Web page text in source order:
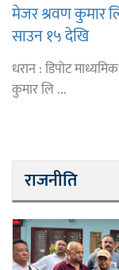
मेजर श्रवण कुमार
साउन १५ देखि
धरान : डिपोट
कुमार लि ...
राजनीति